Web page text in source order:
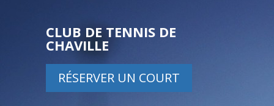
CLUB DE TENNIS DE
CHAVILLE
RÉSERVER UN COURT